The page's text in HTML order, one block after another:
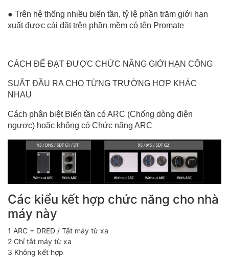
● Trên hệ thống nhiều biến tần, tỷ lệ phần trăm giới hạn
xuất được cài đặt trên phần mềm có tên Promate
CÁCH ĐỂ ĐẠT ĐƯỢC CHỨC NĂNG GIỚI HẠN CÔNG
SUẤT ĐẦU RA CHO TỪNG TRƯỜNG HỢP KHÁC
NHAU
Cách phân biệt Biến tần có ARC (Chống dòng điện
ngược) hoặc không có Chức năng ARC
Các kiểu kết hợp chức năng cho nhà
máy này
1 ARC + DRED / Tắt máy từ xa
2 Chỉ tắt máy từ xa
3 Không kết hợp